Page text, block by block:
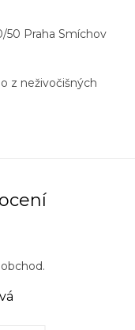
50 Praha Smíchov
z neživočišných